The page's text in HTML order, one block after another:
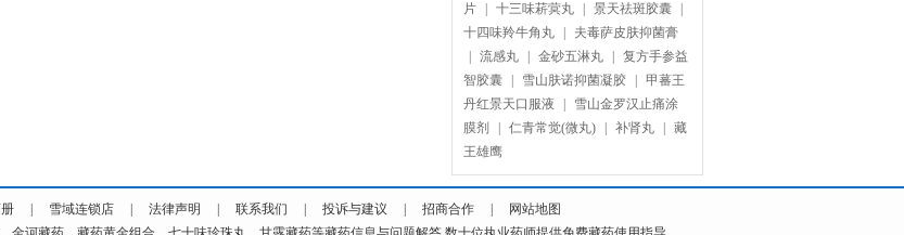
片
十三味菥蓂丸 景天祛斑胶囊
十四味羚牛角丸
夫毒萨皮肤抑菌膏
流感丸 金砂五淋丸
复方手参益
智胶囊
雪山肤诺抑菌凝胶
甲蕃王
丹红景天口服液
雪山金罗汉止痛涂
膜剂
仁青常觉(微丸) 补肾丸
藏
王雄鹰
雪域连锁店 法律声明 联系我们 投诉与建议 招商合作
网站地图